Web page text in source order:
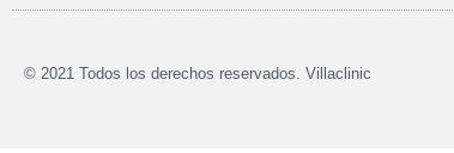
© 2021 Todos los derechos reservados. Villaclinic